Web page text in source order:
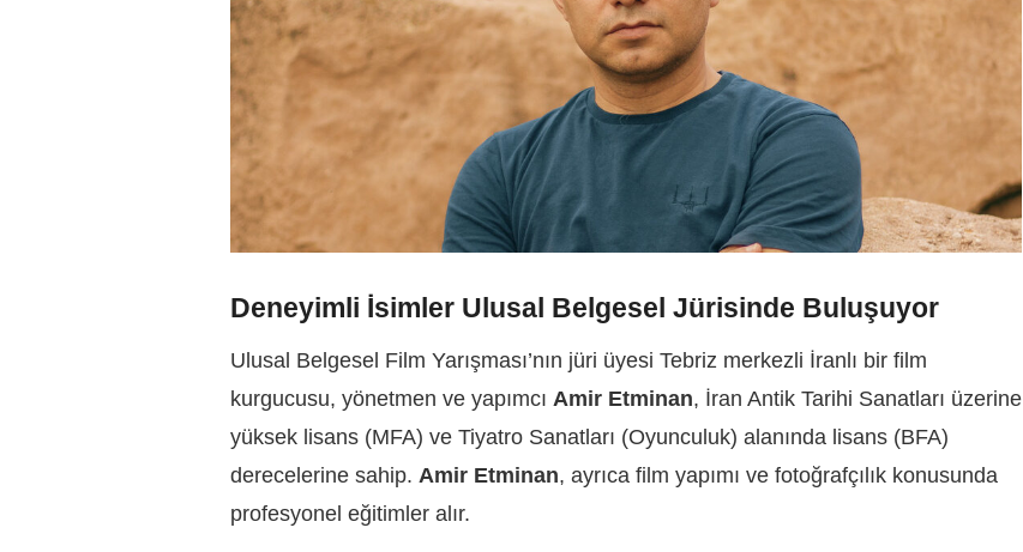
Deneyimli İsimler Ulusal Belgesel Jürisinde Buluşuyor
Ulusal Belgesel Film Yarışması’nın jüri üyesi Tebriz merkezli İranlı bir film
kurgucusu, yönetmen ve yapımcı Amir Etminan, İran Antik Tarihi Sanatları üzerine
yüksek lisans (MFA) ve Tiyatro Sanatları (Oyunculuk) alanında lisans (BFA)
derecelerine sahip. Amir Etminan, ayrıca film yapımı ve fotoğrafçılık konusunda
profesyonel eğitimler alır.